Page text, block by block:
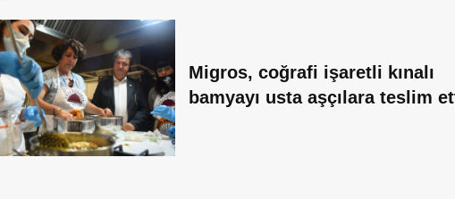
Migros, coğrafi işaretli kınalı
bamyayı usta aşçılara teslim